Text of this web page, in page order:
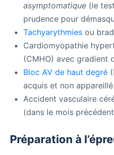
asymptomatique (le
prudence pour
Tachyarythmies ou
Cardiomyopathie
(CMHO) avec gradient
Bloc AV de haut degré
acquis et non appareillé.
Accident vasculaire
(dans le mois
Préparation à